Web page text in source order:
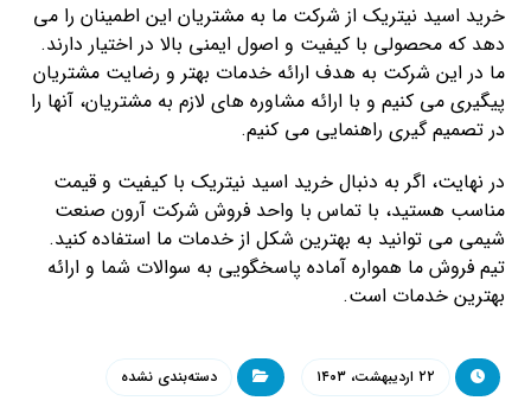
خرید اسید نیتریک از شرکت ما به مشتریان این اطمینان را می
دهد که محصولی با کیفیت و اصول ایمنی بالا در اختیار دارند.
ما در این شرکت به هدف ارائه خدمات بهتر و رضایت مشتریان
پیگیری می کنیم و با ارائه مشاوره های لازم به مشتریان، آنها را
در تصمیم گیری راهنمایی می کنیم.
در نهایت، اگر به دنبال خرید اسید نیتریک با کیفیت و قیمت
مناسب هستید، با تماس با واحد فروش شرکت آرون صنعت
شیمی می توانید به بهترین شکل از خدمات ما استفاده کنید.
تیم فروش ما همواره آماده پاسخگویی به سوالات شما و ارائه
بهترین خدمات است.
۲۲ اردیبهشت، ۱۴۰۳ دسته‌بندی نشده